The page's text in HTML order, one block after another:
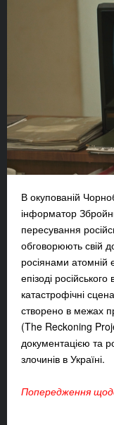
В окупованій
інформатор
пересування
обговорюють свій
росіянами атомній
епізоді
катастрофічні
створено в межах
(The Reckoning
документацією та
злочинів в Україні.
Попередження